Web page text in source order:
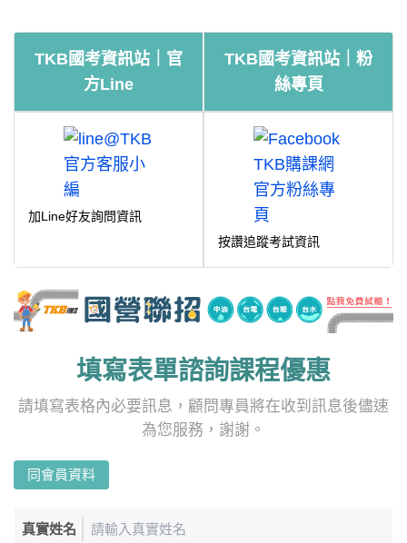
TKB國考資訊站｜官
方Line
TKB國考資訊站｜粉
絲專頁
加Line好友詢問資訊
按讚追蹤考試資訊
填寫表單諮詢課程優惠
請填寫表格內必要訊息，顧問專員將在收到訊息後儘速
為您服務，謝謝。
同會員資料
真實姓名